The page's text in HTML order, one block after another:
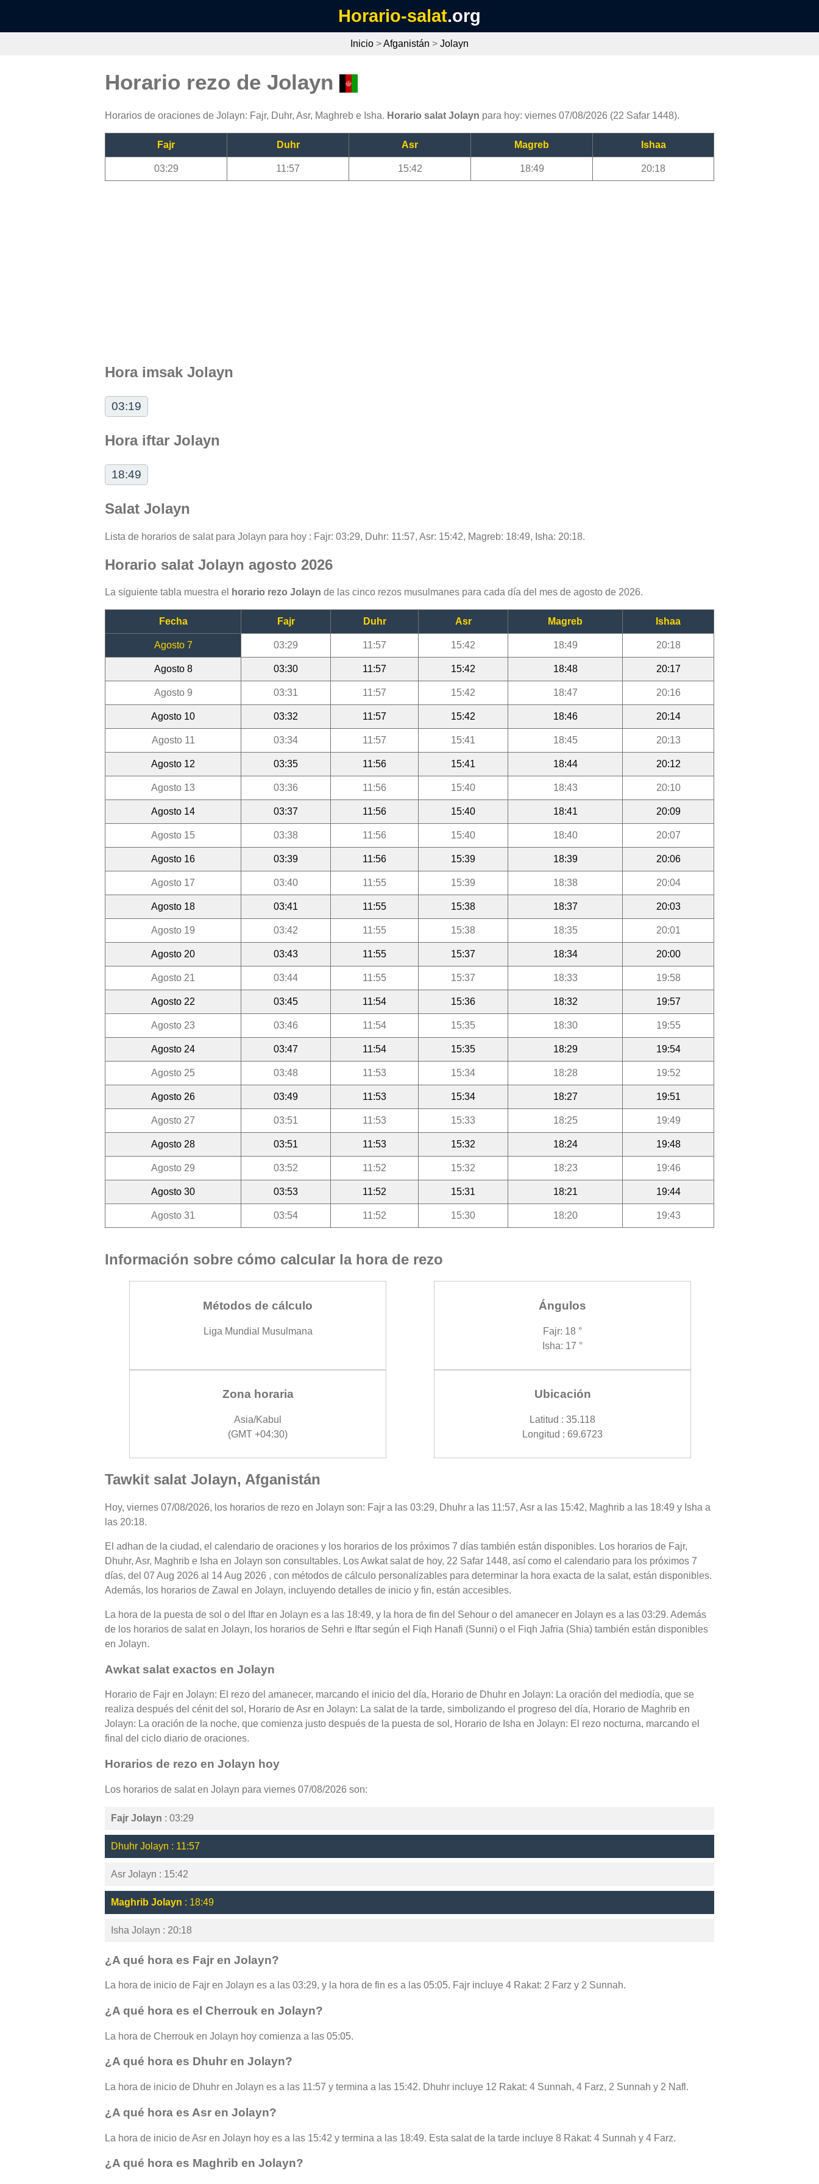
Horario-salat.org
Inicio >Afganistán > Jolayn
Horario rezo de Jolayn
Horarios de oraciones de Jolayn: Fajr, Duhr, Asr, Maghreb e Isha. Horario salat Jolayn para hoy: viernes 07/08/2026 (22 Safar 1448).
Fajr Duhr Asr Magreb Ishaa
03:29 11:57 15:42 18:49 20:18
Hora imsak Jolayn
03:19
Hora iftar Jolayn
18:49
Salat Jolayn
Lista de horarios de salat para Jolayn para hoy : Fajr: 03:29, Duhr: 11:57, Asr: 15:42, Magreb: 18:49, Isha: 20:18.
Horario salat Jolayn agosto 2026
La siguiente tabla muestra el horario rezo Jolayn de las cinco rezos musulmanes para cada día del mes de agosto de 2026.
Fecha Fajr Duhr Asr Magreb Ishaa
Agosto 7 03:29 11:57 15:42 18:49 20:18
Agosto 8 03:30 11:57 15:42 18:48 20:17
Agosto 9 03:31 11:57 15:42 18:47 20:16
Agosto 10 03:32 11:57 15:42 18:46 20:14
Agosto 11 03:34 11:57 15:41 18:45 20:13
Agosto 12 03:35 11:56 15:41 18:44 20:12
Agosto 13 03:36 11:56 15:40 18:43 20:10
Agosto 14 03:37 11:56 15:40 18:41 20:09
Agosto 15 03:38 11:56 15:40 18:40 20:07
Agosto 16 03:39 11:56 15:39 18:39 20:06
Agosto 17 03:40 11:55 15:39 18:38 20:04
Agosto 18 03:41 11:55 15:38 18:37 20:03
Agosto 19 03:42 11:55 15:38 18:35 20:01
Agosto 20 03:43 11:55 15:37 18:34 20:00
Agosto 21 03:44 11:55 15:37 18:33 19:58
Agosto 22 03:45 11:54 15:36 18:32 19:57
Agosto 23 03:46 11:54 15:35 18:30 19:55
Agosto 24 03:47 11:54 15:35 18:29 19:54
Agosto 25 03:48 11:53 15:34 18:28 19:52
Agosto 26 03:49 11:53 15:34 18:27 19:51
Agosto 27 03:51 11:53 15:33 18:25 19:49
Agosto 28 03:51 11:53 15:32 18:24 19:48
Agosto 29 03:52 11:52 15:32 18:23 19:46
Agosto 30 03:53 11:52 15:31 18:21 19:44
Agosto 31 03:54 11:52 15:30 18:20 19:43
Información sobre cómo calcular la hora de rezo
Métodos de cálculo
Liga Mundial Musulmana
Ángulos
Fajr: 18 °
Isha: 17 °
Zona horaria
Asia/Kabul
(GMT +04:30)
Ubicación
Latitud : 35.118
Longitud : 69.6723
Tawkit salat Jolayn, Afganistán
Hoy, viernes 07/08/2026, los horarios de rezo en Jolayn son: Fajr a las 03:29, Dhuhr a las 11:57, Asr a las 15:42, Maghrib a las 18:49 y Isha a
las 20:18.
El adhan de la ciudad, el calendario de oraciones y los horarios de los próximos 7 días también están disponibles. Los horarios de Fajr,
Dhuhr, Asr, Maghrib e Isha en Jolayn son consultables. Los Awkat salat de hoy, 22 Safar 1448, así como el calendario para los próximos 7
días, del 07 Aug 2026 al 14 Aug 2026 , con métodos de cálculo personalizables para determinar la hora exacta de la salat, están disponibles.
Además, los horarios de Zawal en Jolayn, incluyendo detalles de inicio y fin, están accesibles.
La hora de la puesta de sol o del Iftar en Jolayn es a las 18:49, y la hora de fin del Sehour o del amanecer en Jolayn es a las 03:29. Además
de los horarios de salat en Jolayn, los horarios de Sehri e Iftar según el Fiqh Hanafi (Sunni) o el Fiqh Jafria (Shia) también están disponibles
en Jolayn.
Awkat salat exactos en Jolayn
Horario de Fajr en Jolayn: El rezo del amanecer, marcando el inicio del día, Horario de Dhuhr en Jolayn: La oración del mediodía, que se
realiza después del cénit del sol, Horario de Asr en Jolayn: La salat de la tarde, simbolizando el progreso del día, Horario de Maghrib en
Jolayn: La oración de la noche, que comienza justo después de la puesta de sol, Horario de Isha en Jolayn: El rezo nocturna, marcando el
final del ciclo diario de oraciones.
Horarios de rezo en Jolayn hoy
Los horarios de salat en Jolayn para viernes 07/08/2026 son:
Fajr Jolayn : 03:29
Dhuhr Jolayn : 11:57
Asr Jolayn : 15:42
Maghrib Jolayn : 18:49
Isha Jolayn : 20:18
¿A qué hora es Fajr en Jolayn?
La hora de inicio de Fajr en Jolayn es a las 03:29, y la hora de fin es a las 05:05. Fajr incluye 4 Rakat: 2 Farz y 2 Sunnah.
¿A qué hora es el Cherrouk en Jolayn?
La hora de Cherrouk en Jolayn hoy comienza a las 05:05.
¿A qué hora es Dhuhr en Jolayn?
La hora de inicio de Dhuhr en Jolayn es a las 11:57 y termina a las 15:42. Dhuhr incluye 12 Rakat: 4 Sunnah, 4 Farz, 2 Sunnah y 2 Nafl.
¿A qué hora es Asr en Jolayn?
La hora de inicio de Asr en Jolayn hoy es a las 15:42 y termina a las 18:49. Esta salat de la tarde incluye 8 Rakat: 4 Sunnah y 4 Farz.
¿A qué hora es Maghrib en Jolayn?